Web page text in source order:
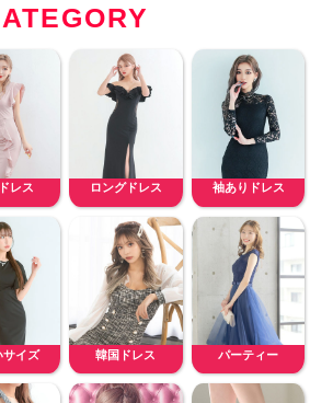
レス ロングドレス 袖ありドレス
サイズ 韓国ドレス パーティー